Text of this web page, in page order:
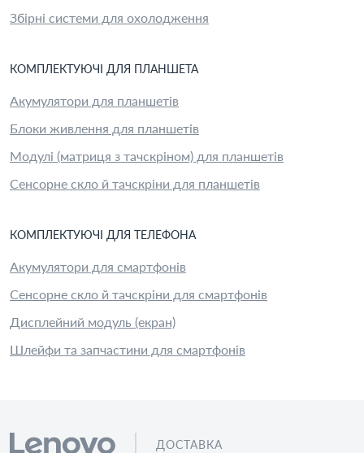
Збірні системи для охолодження
КОМПЛЕКТУЮЧІ ДЛЯ ПЛАНШЕТА
Акумулятори для планшетів
Блоки живлення для планшетів
Модулі (матриця з тачскріном) для планшетів
Сенсорне скло й тачскріни для планшетів
КОМПЛЕКТУЮЧІ ДЛЯ ТЕЛЕФОНА
Акумулятори для смартфонів
Сенсорне скло й тачскріни для смартфонів
Дисплейний модуль (екран)
Шлейфи та запчастини для смартфонів
ДОСТАВКА